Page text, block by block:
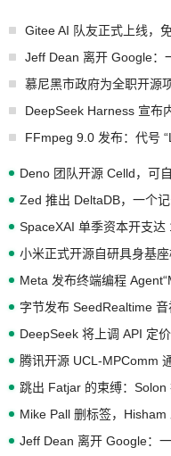
Gitee AI 队友正式上线，
Jeff Dean 离开 Google：
慕尼黑市政府为全职开源
FFmpeg 9.0 发布：代号
Deno 团队开源 Celld，可
SpaceXAI 单季资本开支达
小米正式开源自研具身基
Meta 发布终端编程
字节发布 SeedRealtime
DeepSeek 将上调 API 定
腾讯开源 UCL-MPComm
Jeff Dean 离开 Google：